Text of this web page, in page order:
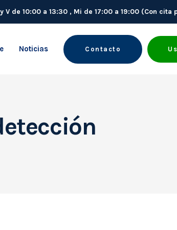
V de 10:00 a 13:30 , Mi de 17:00 a 19:00 (Con cita
Noticias Contacto